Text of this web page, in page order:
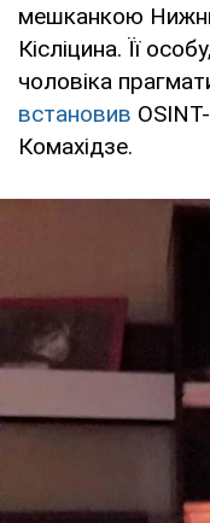
мешканкою
Кісліцина. Її
чоловіка
встановив
Комахідзе.